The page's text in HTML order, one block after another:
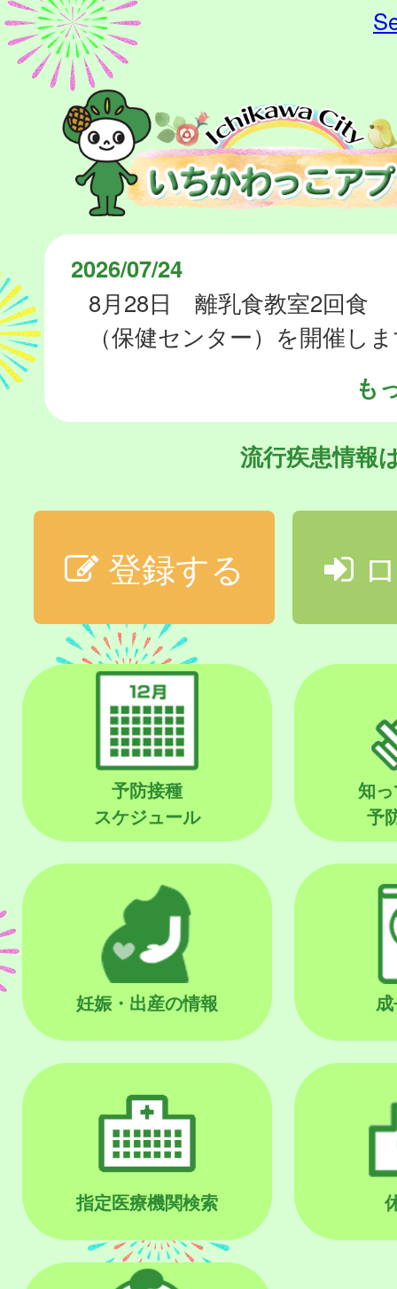
2026/07/24
8月28日 離乳食教室2回食
（保健センター）を開催し
も
流行疾患情報
登録する
予防接種
スケジュール
知
予
妊娠・出産の情報
指定医療機関検索